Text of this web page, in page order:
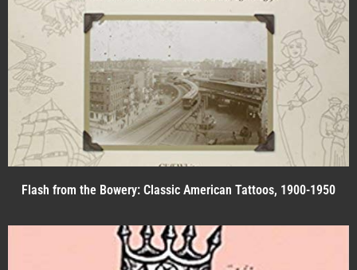
Flash from the Bowery: Classic American Tattoos, 1900-1950